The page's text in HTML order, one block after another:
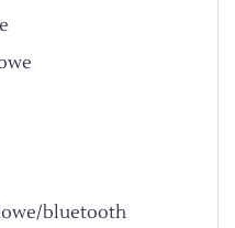
bluetooth